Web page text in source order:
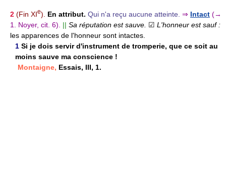
2 (Fin XIe). En attribut. Qui n'a reçu aucune atteinte. ⇒ Intact (→
1. Noyer, cit. 6).
|| Sa réputation est sauve. ☑ L'honneur est sauf :
les apparences de l'honneur sont intactes.
1 Si je dois servir d'instrument de tromperie, que ce soit au
moins sauve ma conscience !
Montaigne, Essais, III, 1.